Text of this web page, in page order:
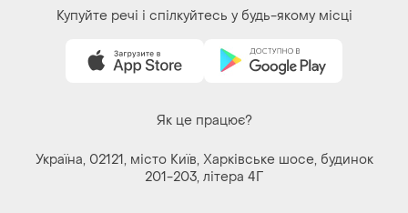
Купуйте речі і спілкуйтесь у будь-якому місці
Як це працює?
Україна, 02121, місто Київ, Харківське шосе, будинок
201-203, літера 4Г